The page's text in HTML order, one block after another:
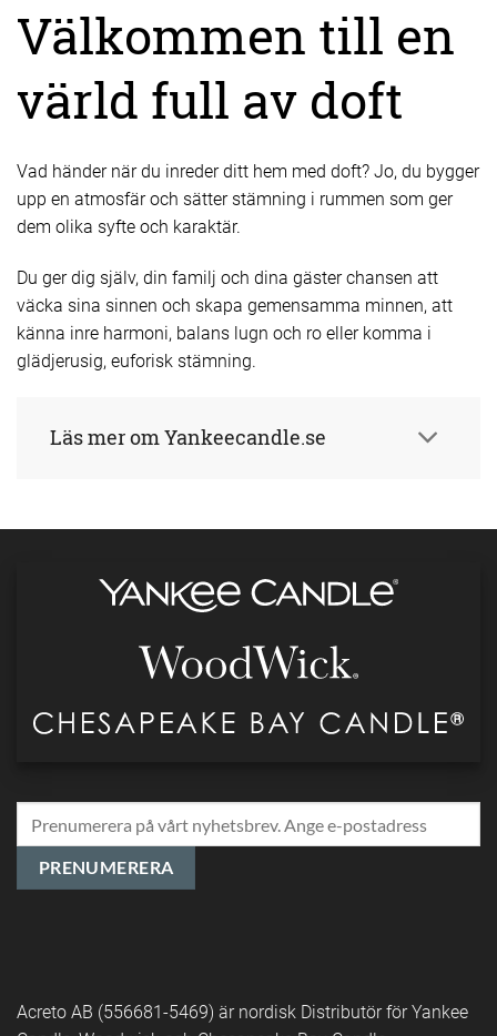
Välkommen till en
värld full av doft
Vad händer när du inreder ditt hem med doft? Jo, du bygger
upp en atmosfär och sätter stämning i rummen som ger
dem olika syfte och karaktär.
Du ger dig själv, din familj och dina gäster chansen att
väcka sina sinnen och skapa gemensamma minnen, att
känna inre harmoni, balans lugn och ro eller komma i
glädjerusig, euforisk stämning.
Läs mer om Yankeecandle.se
Acreto AB (556681-5469) är nordisk Distributör för Yankee